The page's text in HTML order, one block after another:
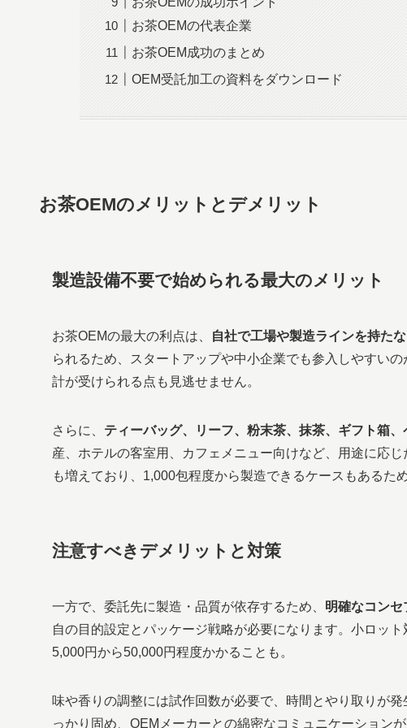
お茶OEMの代表企業
お茶OEM成功のまとめ
OEM受託加工の資料をダウンロード
お茶OEMのメリットとデメリット
製造設備不要で始められる最大のメリット
お茶OEMの最大の利点は、 自社で工場や製造ラインを持た
られるため、スタートアップや中小企業でも参入しやすい
計が受けられる点も見逃せません。
さらに、 ティーバッグ、リーフ、粉末茶、抹茶、ギフト箱
産、ホテルの客室用、カフェメニュー向けなど、用途に応
も増えており、1,000包程度から製造できるケースもあるた
注意すべきデメリットと対策
一方で、委託先に製造・品質が依存するため、 明確なコンセ
自の目的設定とパッケージ戦略が必要になります。小ロッ
5,000円から50,000円程度かかることも。
味や香りの調整には試作回数が必要で、時間とやり取りが
っかり固め、OEMメーカーとの綿密なコミュニケーション